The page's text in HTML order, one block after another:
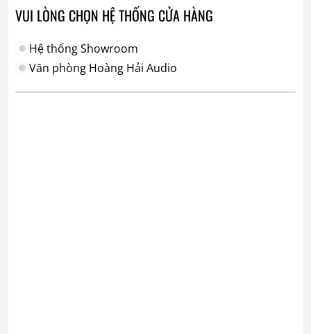
VUI LÒNG CHỌN HỆ THỐNG CỬA HÀNG
Hệ thống Showroom
Văn phòng Hoàng Hải Audio